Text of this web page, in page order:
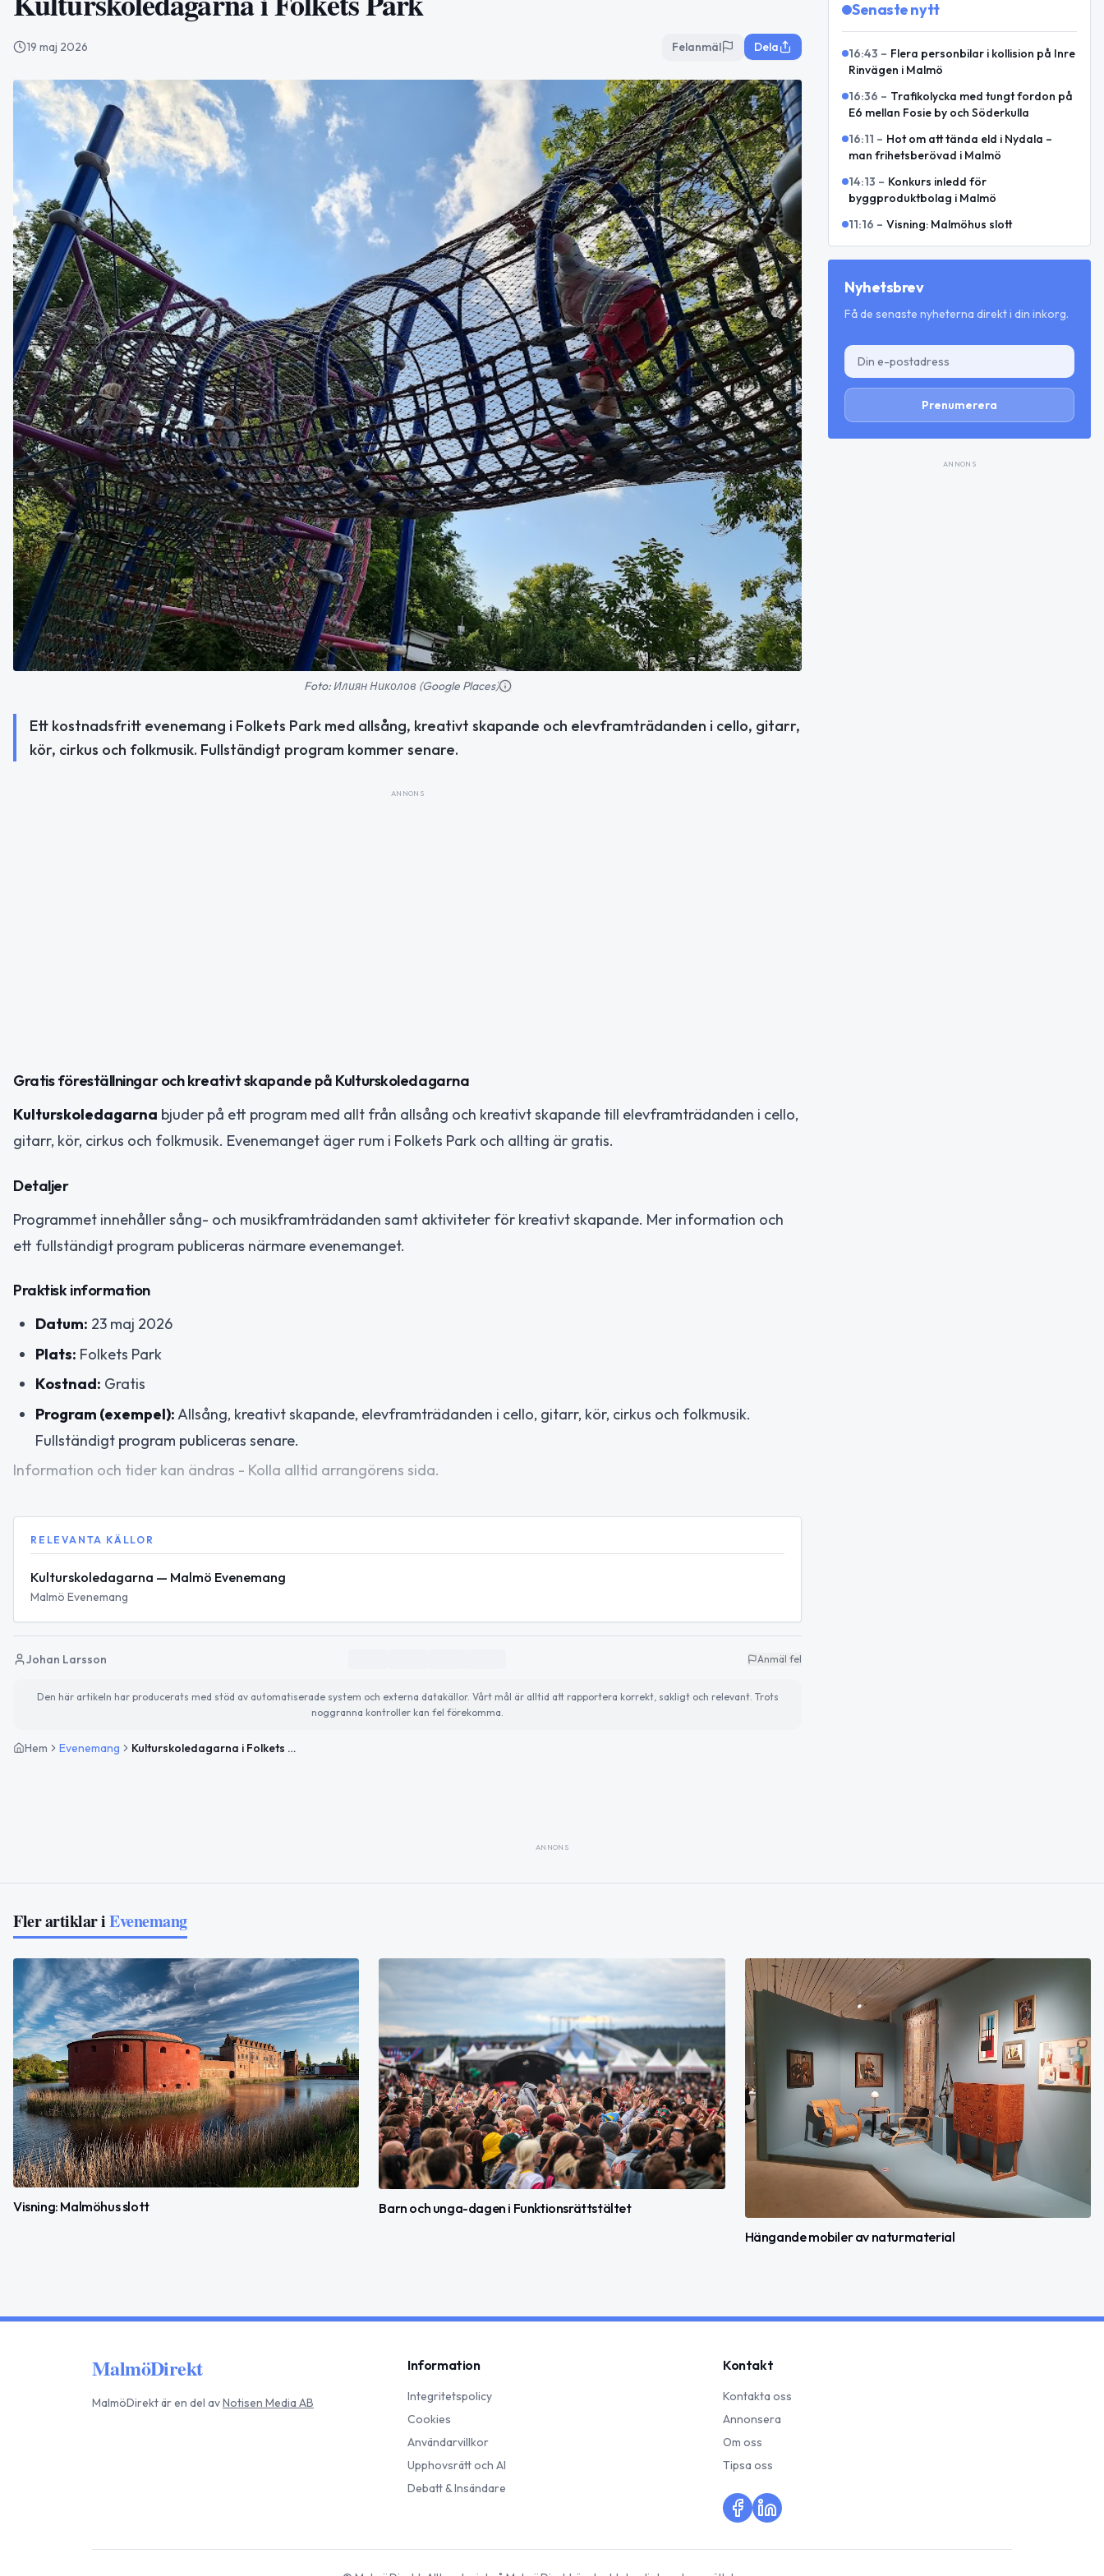
19 maj 2026 Felanmäl Dela
Foto: Илиян Николов (Google Places)
Ett kostnadsfritt evenemang i Folkets Park med allsång, kreativt skapande och elevframträdanden i cello, gitarr,
kör, cirkus och folkmusik. Fullständigt program kommer senare.
ANNONS
Gratis föreställningar och kreativt skapande på Kulturskoledagarna
Kulturskoledagarna bjuder på ett program med allt från allsång och kreativt skapande till elevframträdanden i cello,
gitarr, kör, cirkus och folkmusik. Evenemanget äger rum i Folkets Park och allting är gratis.
Detaljer
Programmet innehåller sång- och musikframträdanden samt aktiviteter för kreativt skapande. Mer information och
ett fullständigt program publiceras närmare evenemanget.
Praktisk information
Datum: 23 maj 2026
Plats: Folkets Park
Kostnad: Gratis
Program (exempel): Allsång, kreativt skapande, elevframträdanden i cello, gitarr, kör, cirkus och folkmusik.
Fullständigt program publiceras senare.
Information och tider kan ändras - Kolla alltid arrangörens sida.
RELEVANTA KÄLLOR
Kulturskoledagarna — Malmö Evenemang
Malmö Evenemang
Johan Larsson Anmäl fel
Den här artikeln har producerats med stöd av automatiserade system och externa datakällor. Vårt mål är alltid att rapportera korrekt, sakligt och relevant. Trots
noggranna kontroller kan fel förekomma.
Hem Evenemang Kulturskoledagarna i Folkets Park
Senaste nytt
16:43 – Flera personbilar i kollision på Inre
Rinvägen i Malmö
16:36 – Trafikolycka med tungt fordon på
E6 mellan Fosie by och Söderkulla
16:11 – Hot om att tända eld i Nydala –
man frihetsberövad i Malmö
14:13 – Konkurs inledd för
byggproduktbolag i Malmö
11:16 – Visning: Malmöhus slott
Nyhetsbrev
Få de senaste nyheterna direkt i din inkorg.
Prenumerera
ANNONS
ANNONS
Fler artiklar iEvenemang
Visning: Malmöhus slott
Barn och unga-dagen i Funktionsrättstältet
Hängande mobiler av naturmaterial
MalmöDirekt
MalmöDirektär en del avNotisen Media AB
Information
Integritetspolicy
Cookies
Användarvillkor
Upphovsrätt och AI
Debatt & Insändare
Kontakt
Kontakta oss
Annonsera
Om oss
Tipsa oss